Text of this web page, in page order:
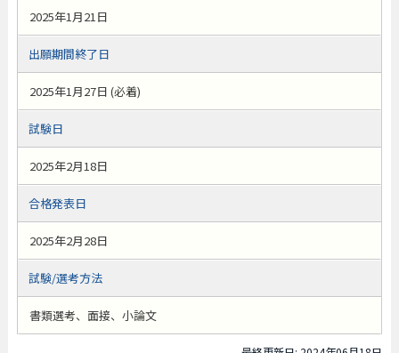
2025年1月21日
出願期間終了日
2025年1月27日 (必着)
試験日
2025年2月18日
合格発表日
2025年2月28日
試験/選考方法
書類選考、面接、小論文